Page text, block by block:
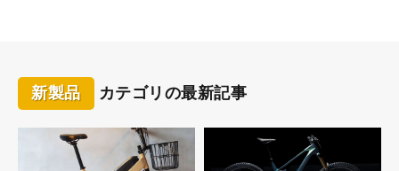
新製品 カテゴリの最新記事